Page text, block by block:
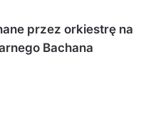
przez orkiestrę na
Bachana